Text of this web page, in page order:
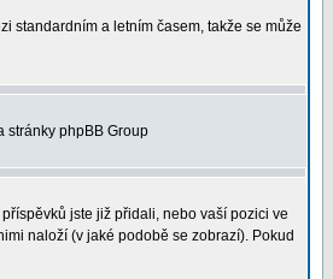
standardním a letním časem, takže se může
stránky phpBB Group
jste již přidali, nebo vaší pozici ve
naloží (v jaké podobě se zobrazí). Pokud